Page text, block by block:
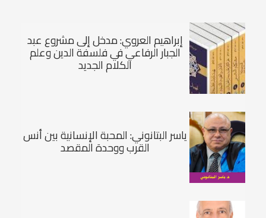
إبراهيم العروي: مدخل إلى مشروع عبد
الجبار الرفاعي في فلسفة الدين وعلم
الكلام الجديد
ياسر البتانوني: المحبة الإنسانية بين أنس
القرب ووحدة المقصد